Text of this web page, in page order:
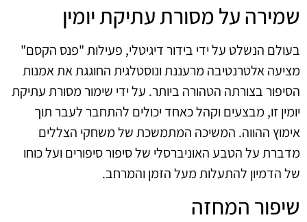
שמירה על מסורת עתיקת יומין
בעולם הנשלט על ידי בידור דיגיטלי, פעילות "פנס הקסם"
מציעה אלטרנטיבה מרעננת ונוסטלגית החוגגת את אמנות
הסיפור בצורתה הטהורה ביותר. על ידי שימור מסורת עתיקת
יומין זו, מבצעים וקהל כאחד יכולים להתחבר לעבר תוך
אימוץ ההווה. המשיכה המתמשכת של משחקי הצללים
מדברת על הטבע האוניברסלי של סיפור סיפורים ועל כוחו
של הדמיון להתעלות מעל הזמן והמרחב.
שיפור המחזה